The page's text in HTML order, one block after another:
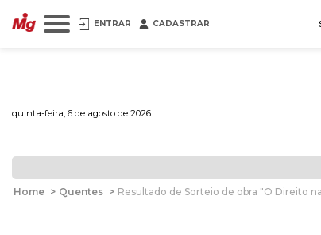
ENTRAR CADASTRAR
quinta-feira, 6 de agosto de 2026
Home > Quentes > Resultado de Sorteio de obra "O Direito